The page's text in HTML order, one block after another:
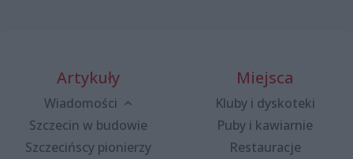
Artykuły
Wiadomości
Szczecin w budowie
Szczecińscy pionierzy
Miejsca
Kluby i dyskoteki
Puby i kawiarnie
Restauracje